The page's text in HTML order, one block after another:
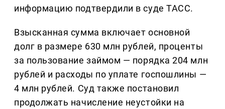
информацию подтвердили в суде ТАСС.
Взысканная сумма включает основной
долг в размере 630 млн рублей, проценты
за пользование займом — порядка 204 млн
рублей и расходы по уплате госпошлины —
4 млн рублей. Суд также постановил
продолжать начисление неустойки на